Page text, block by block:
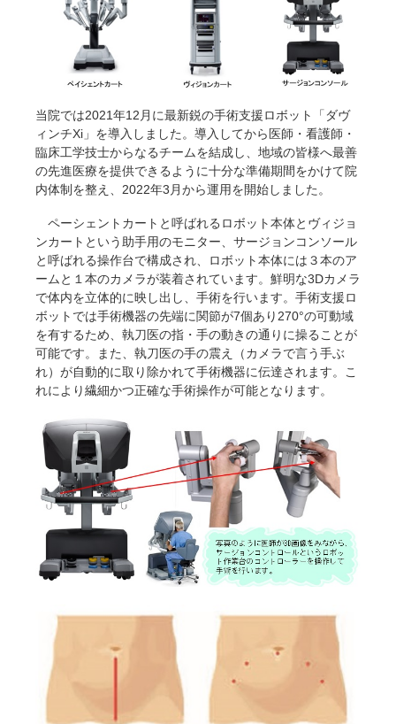
当院では2021年12月に最新鋭の手術支援ロボット「ダヴ
ィンチXi」を導入しました。導入してから医師・看護師・
臨床工学技士からなるチームを結成し、地域の皆様へ最善
の先進医療を提供できるように十分な準備期間をかけて院
内体制を整え、2022年3月から運用を開始しました。
ペーシェントカートと呼ばれるロボット本体とヴィジョ
ンカートという助手用のモニター、サージョンコンソール
と呼ばれる操作台で構成され、ロボット本体には３本のア
ームと１本のカメラが装着されています。鮮明な3Dカメラ
で体内を立体的に映し出し、手術を行います。手術支援ロ
ボットでは手術機器の先端に関節が7個あり270°の可動域
を有するため、執刀医の指・手の動きの通りに操ることが
可能です。また、執刀医の手の震え（カメラで言う手ぶ
れ）が自動的に取り除かれて手術機器に伝達されます。こ
れにより繊細かつ正確な手術操作が可能となります。